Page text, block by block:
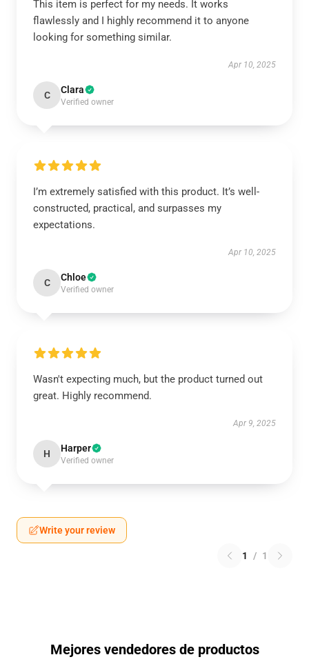
This item is perfect for my needs. It works
flawlessly and I highly recommend it to anyone
looking for something similar.
Apr 10, 2025
C Clara
Verified owner
I’m extremely satisfied with this product. It’s well-
constructed, practical, and surpasses my
expectations.
Apr 10, 2025
C Chloe
Verified owner
Wasn't expecting much, but the product turned out
great. Highly recommend.
Apr 9, 2025
H Harper
Verified owner
Write your review
1 / 1
Mejores vendedores de productos